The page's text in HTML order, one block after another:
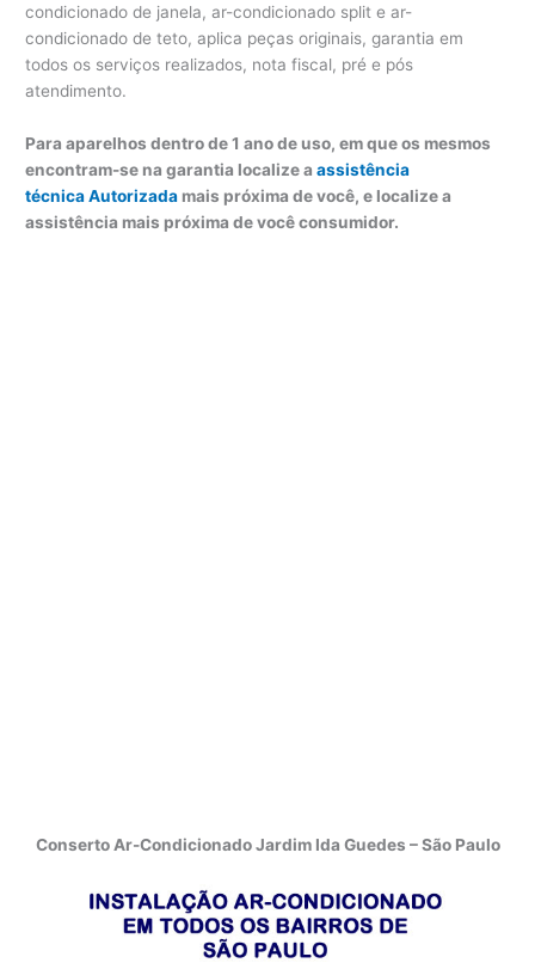
condicionado de janela, ar-condicionado split e ar-
condicionado de teto, aplica peças originais, garantia em
todos os serviços realizados, nota fiscal, pré e pós
atendimento.
Para aparelhos dentro de 1 ano de uso, em que os mesmos
encontram-se na garantia localize aassistência
técnica Autorizada mais próxima de você, e localize a
assistência mais próxima de você consumidor.
Conserto Ar-Condicionado Jardim Ida Guedes – São Paulo